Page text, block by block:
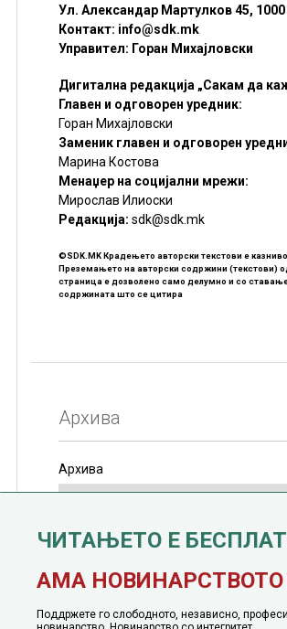
Ул. Александар Мартулков 45, 1000
Контакт: info@sdk.mk
Управител: Горан Михајловски
Дигитална редакција „Сакам да
Главен и одговорен уредник:
Горан Михајловски
Заменик главен и одговорен
Марина Костова
Менаџер на социјални мрежи:
Мирослав Илиоски
Редакцијa: sdk@sdk.mk
©SDK.MK Крадењето авторски текстови е казниво
Преземањето на авторски содржини (текстови)
страница е дозволено само делумно и со
содржината што се цитира
Архива
Архива
јануари, 1991 година
ЧИТАЊЕТО Е
АМА НОВИНАРСТВОТО
Поддржете го слободното, независно,